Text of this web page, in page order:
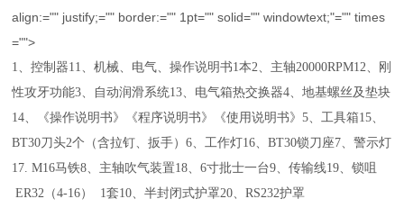
align:="" justify;="" border:="" 1pt="" solid="" windowtext;"="" times
="">
1、控制器11、机械、电气、操作说明书1本2、主轴20000RPM12、刚
性攻牙功能3、自动润滑系统13、电气箱热交换器4、地基螺丝及垫块
14、《操作说明书》《程序说明书》《使用说明书》5、工具箱15、
BT30刀头2个（含拉钉、扳手）6、工作灯16、BT30锁刀座7、警示灯
17. M16马铁8、主轴吹气装置18、6寸批士一台9、传输线19、锁咀
ER32（4-16） 1套10、半封闭式护罩20、RS232护罩